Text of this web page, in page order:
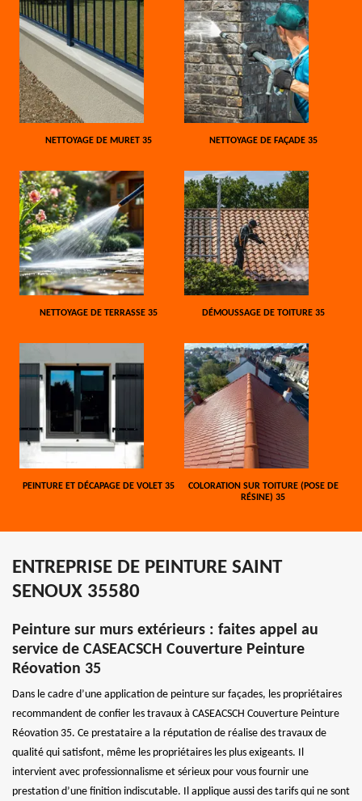
NETTOYAGE DE MURET 35 NETTOYAGE DE FAÇADE 35
NETTOYAGE DE TERRASSE 35 DÉMOUSSAGE DE TOITURE 35
PEINTURE ET DÉCAPAGE DE VOLET 35
COLORATION SUR TOITURE (POSE DE
RÉSINE) 35
ENTREPRISE DE PEINTURE SAINT
SENOUX 35580
Peinture sur murs extérieurs : faites appel au
service de CASEACSCH Couverture Peinture
Réovation 35
Dans le cadre d’une application de peinture sur façades, les propriétaires
recommandent de confier les travaux à CASEACSCH Couverture Peinture
Réovation 35. Ce prestataire a la réputation de réalise des travaux de
qualité qui satisfont, même les propriétaires les plus exigeants. Il
intervient avec professionnalisme et sérieux pour vous fournir une
prestation d’une finition indiscutable. Il applique aussi des tarifs qui ne sont